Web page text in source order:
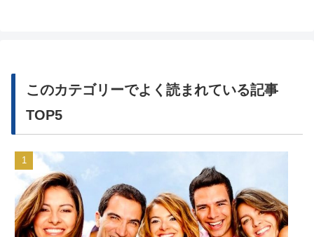
このカテゴリーでよく読まれている記事
TOP5